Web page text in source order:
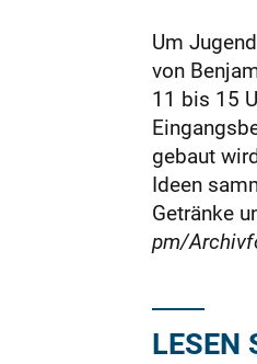
Um
von
11 bis 15
gebaut
Ideen
Getränke
pm/
LESEN